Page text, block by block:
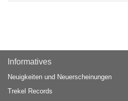
Informatives
Neuigkeiten und Neuerscheinungen
Trekel Records